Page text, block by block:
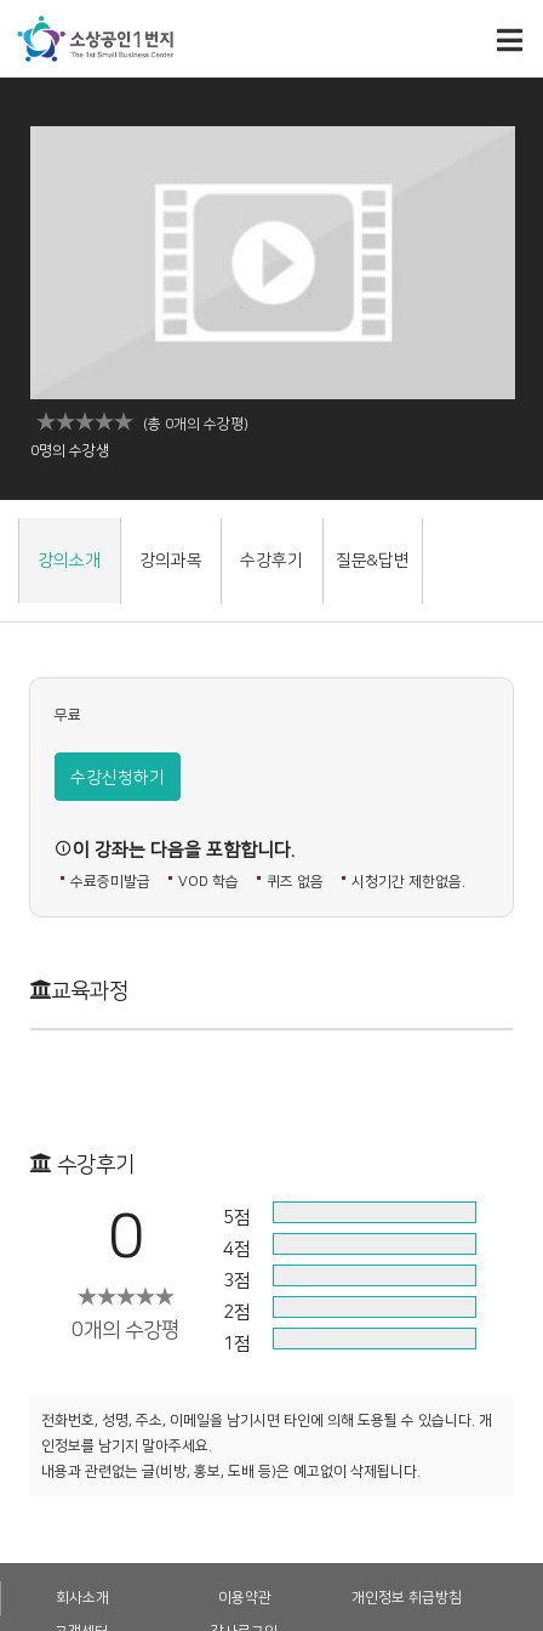
(총 0개의 수강평)
0명의 수강생
강의소개 강의과목 수강후기 질문&답변
무료
수강신청하기
이 강좌는 다음을 포함합니다.
수료증미발급 VOD 학습 퀴즈 없음 시청기간 제한없음.
교육과정
수강후기
0
0개의 수강평
5점
4점
3점
2점
1점
전화번호, 성명, 주소, 이메일을 남기시면 타인에 의해 도용될 수 있습니다. 개
인정보를 남기지 말아주세요.
내용과 관련없는 글(비방, 홍보, 도배 등)은 예고없이 삭제됩니다.
회사소개 이용약관 개인정보 취급방침